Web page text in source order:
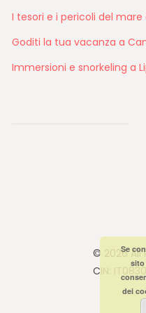
I tesori e i pericoli del mare
Goditi la tua vacanza a
Immersioni e snorkeling a
© 2026 All
CIN:
Se
sito
dei